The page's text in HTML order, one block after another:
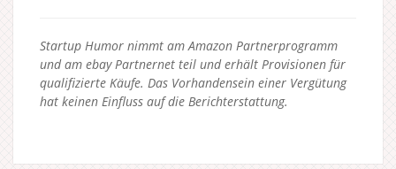
Startup Humor nimmt am Amazon Partnerprogramm
und am ebay Partnernet teil und erhält Provisionen für
qualifizierte Käufe. Das Vorhandensein einer Vergütung
hat keinen Einfluss auf die Berichterstattung.